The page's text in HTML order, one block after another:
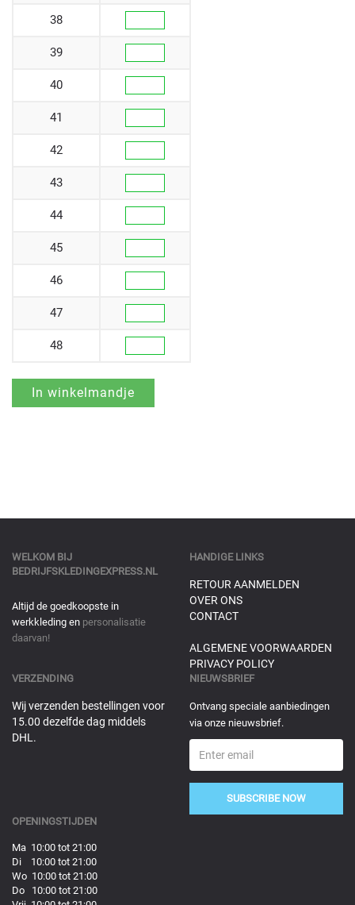
38
39
40
41
42
43
44
45
46
47
48
WELKOM BIJ
BEDRIJFSKLEDINGEXPRESS.NL
Altijd de goedkoopste in
werkkleding en personalisatie
daarvan!
HANDIGE LINKS
RETOUR AANMELDEN
OVER ONS
CONTACT
ALGEMENE VOORWAARDEN
PRIVACY POLICY
VERZENDING
Wij verzenden bestellingen voor
15.00 dezelfde dag middels
DHL.
NIEUWSBRIEF
Ontvang speciale aanbiedingen
via onze nieuwsbrief.
SUBSCRIBE NOW
OPENINGSTIJDEN
Ma 10:00 tot 21:00
Di 10:00 tot 21:00
Wo 10:00 tot 21:00
Do 10:00 tot 21:00